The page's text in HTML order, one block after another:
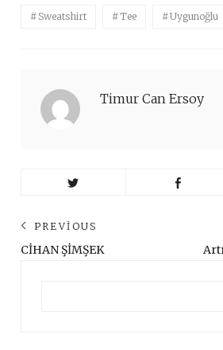
Sweatshirt Tee Uygunoğlu
Timur Can Ersoy
Yazı
gezinmesi
PREVIOUS
Previous
CİHAN ŞİMŞEK